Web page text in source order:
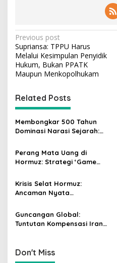
P
o
s
n
a
v
g
a
t
i
o
n
Previous post
Supriansa: TPPU Harus
Melalui Kesimpulan Penyidik
Hukum, Bukan PPATK
Maupun Menkopolhukam
Related Posts
Membongkar 500 Tahun
Dominasi Narasi Sejarah:
Kalinyamat sebagai Titik
Balik
Perang Mata Uang di
Hormuz: Strategi ‘Game
Kehancuran Petrodollar
Krisis Selat Hormuz:
Ancaman Nyata
Badai Inflasi Pangan
Guncangan Global:
Tuntutan Kompensasi Iran
Don't Miss